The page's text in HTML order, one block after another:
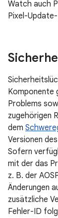
Watch auch
Pixel-
Komponente
Problems
zugehörigen
dem
Versionen
Sofern
mit der das
z. B. der
Änderungen
zusätzliche
Fehler-ID